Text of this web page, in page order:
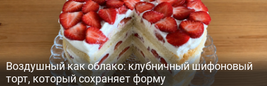
Воздушный как облако: клубничный шифоновый
торт, который сохраняет форму